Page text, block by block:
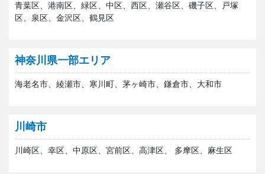
青葉区、港南区、緑区、中区、西区、瀬谷区、磯子区、戸塚
区、泉区、金沢区、鶴見区
神奈川県一部エリア
海老名市、綾瀬市、寒川町、茅ヶ崎市、鎌倉市、大和市
川崎市
川崎区、幸区、中原区、宮前区、高津区、 多摩区、麻生区